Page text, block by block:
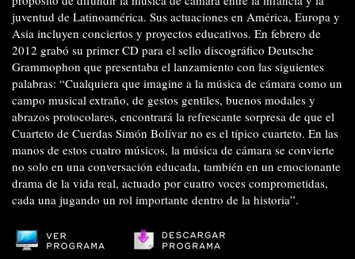
juventud de Latinoamérica. Sus actuaciones en América, Europa y
Asia incluyen conciertos y proyectos educativos. En febrero de
2012 grabó su primer CD para el sello discográfico Deutsche
Grammophon que presentaba el lanzamiento con las siguientes
palabras: “Cualquiera que imagine a la música de cámara como un
campo musical extraño, de gestos gentiles, buenos modales y
abrazos protocolares, encontrará la refrescante sorpresa de que el
Cuarteto de Cuerdas Simón Bolívar no es el típico cuarteto. En las
manos de estos cuatro músicos, la música de cámara se convierte
no solo en una conversación educada, también en un emocionante
drama de la vida real, actuado por cuatro voces comprometidas,
cada una jugando un rol importante dentro de la historia”.